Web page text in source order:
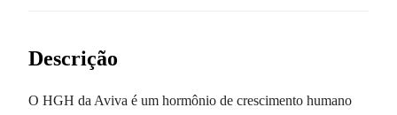
Descrição
O HGH da Aviva é um hormônio de crescimento humano